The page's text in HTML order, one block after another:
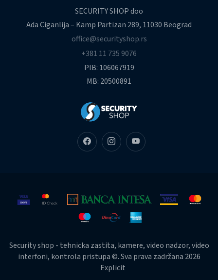
SECURITY SHOP doo
Ada Ciganlija – Kamp Partizan 289, 11030 Beograd
office@securityshop.rs
+381 11 735 9076
PIB: 106067919
MB: 20500891
Security shop - tehnicka zastita, kamere, video nadzor, video
interfoni, kontrola pristupa ©. Sva prava zadržana 2026
Explicit